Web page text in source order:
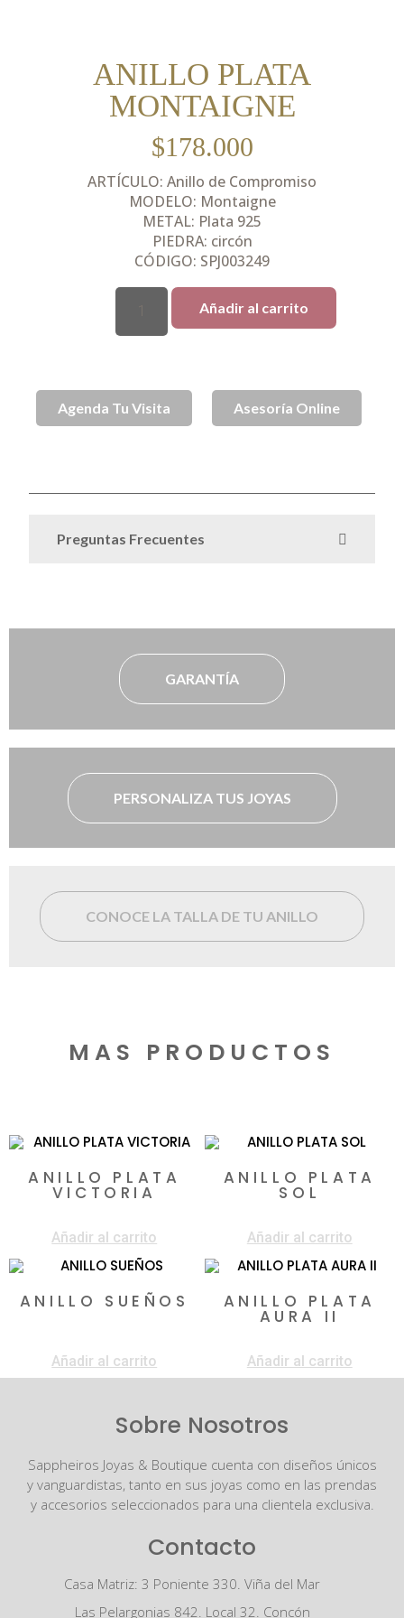
ANILLO PLATA
MONTAIGNE
$178.000
ARTÍCULO: Anillo de Compromiso
MODELO: Montaigne
METAL: Plata 925
PIEDRA: circón
CÓDIGO: SPJ003249
Añadir al carrito
Agenda Tu Visita Asesoría Online
Preguntas Frecuentes
GARANTÍA
PERSONALIZA TUS JOYAS
CONOCE LA TALLA DE TU ANILLO
MAS PRODUCTOS
ANILLO PLATA
VICTORIA
Añadir al carrito
ANILLO PLATA
SOL
Añadir al carrito
ANILLO SUEÑOS
Añadir al carrito
ANILLO PLATA
AURA II
Añadir al carrito
Sobre Nosotros
Sappheiros Joyas & Boutique cuenta con diseños únicos
y vanguardistas, tanto en sus joyas como en las prendas
y accesorios seleccionados para una clientela exclusiva.
Contacto
Casa Matriz: 3 Poniente 330. Viña del Mar
Las Pelargonias 842. Local 32. Concón